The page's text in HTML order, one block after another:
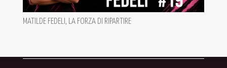
MATILDE FEDELI, LA FORZA DI RIPARTIRE